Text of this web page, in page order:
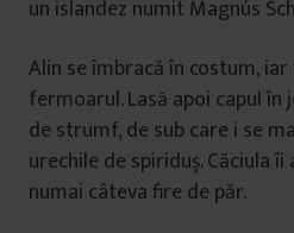
un islandez numit Magnús
Alin se îmbracă în costum,
fermoarul. Lasă apoi capul în
de strumf, de sub care i se
urechile de spiriduș. Căciula
numai câteva fire de păr.